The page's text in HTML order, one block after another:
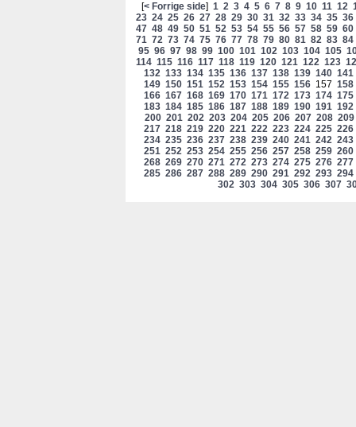
[< Forrige side] 1 2 3 4 5 6 7 8 9 10 11 12
23 24 25 26 27 28 29 30 31 32 33 34 35 36
47 48 49 50 51 52 53 54 55 56 57 58 59 60
71 72 73 74 75 76 77 78 79 80 81 82 83 84
95 96 97 98 99 100 101 102 103 104 105
114 115 116 117 118 119 120 121 122 123
132 133 134 135 136 137 138 139 140 141
149 150 151 152 153 154 155 156 157 158
166 167 168 169 170 171 172 173 174 175
183 184 185 186 187 188 189 190 191 192
200 201 202 203 204 205 206 207 208 209
217 218 219 220 221 222 223 224 225 226
234 235 236 237 238 239 240 241 242 243
251 252 253 254 255 256 257 258 259 260
268 269 270 271 272 273 274 275 276 277
285 286 287 288 289 290 291 292 293 294
302 303 304 305 306 307